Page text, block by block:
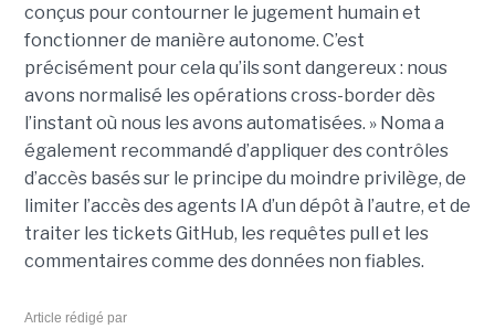
conçus pour contourner le jugement humain et
fonctionner de manière autonome. C’est
précisément pour cela qu’ils sont dangereux : nous
avons normalisé les opérations cross-border dès
l’instant où nous les avons automatisées. » Noma a
également recommandé d’appliquer des contrôles
d’accès basés sur le principe du moindre privilège, de
limiter l’accès des agents IA d’un dépôt à l’autre, et de
traiter les tickets GitHub, les requêtes pull et les
commentaires comme des données non fiables.
Article rédigé par